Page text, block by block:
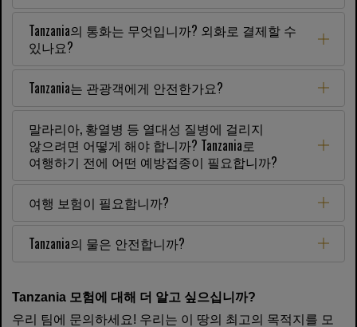
Tanzania의 통화는 무엇입니까? 외화로 결제할 수
있나요?
Tanzania는 관광객에게 안전한가요?
말라리아, 황열병 등 열대성 질병에 걸리지
않으려면 어떻게 해야 합니까? Tanzania로
여행하기 전에 어떤 예방접종이 필요합니까?
여행 보험이 필요합니까?
Tanzania의 물은 안전합니까?
Tanzania 모험에 대해 더 알고 싶으십니까?
우리 팀에 문의하세요! 우리는 이 땅의 최고의 목적지를 모